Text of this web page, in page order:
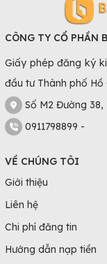
CÔNG TY CỔ PHẦN
Giấy phép đăng ký
đầu tư Thành phố
Số M2 Đường 38,
0911798899 -
VỀ CHÚNG TÔI
Giới thiệu
Liên hệ
Chi phí đăng tin
Hướng dẫn nạp tiền